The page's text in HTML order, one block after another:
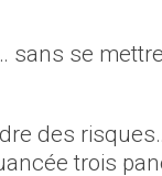
sans se
des
trois